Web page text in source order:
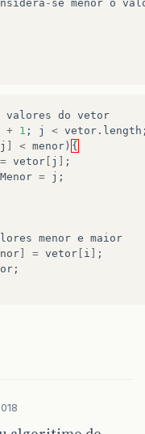
- se menor o
valores do vetor
+ 1 ; j < vetor . length
j < menor ) {
= vetor j
;
= j ;
menor e maior
= vetor i
;
;